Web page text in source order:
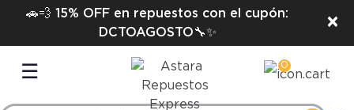
🚗💨 15% OFF en repuestos con el cupón:
DCTOAGOSTO🔧✨
×
☰ 0